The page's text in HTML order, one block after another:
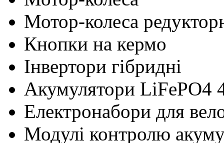
Мотор-колеса
Кнопки на кермо
Інвертори гібридні
Акумулятори LiFePO4
Електронабори для
Модулі контролю